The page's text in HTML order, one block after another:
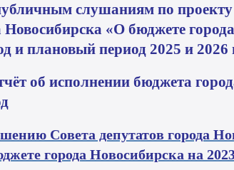
слушаниям по
Новосибирска «О бюджете города
и плановый период 2025 и 2026
об исполнении бюджета
Совета депутатов города
города Новосибирска на